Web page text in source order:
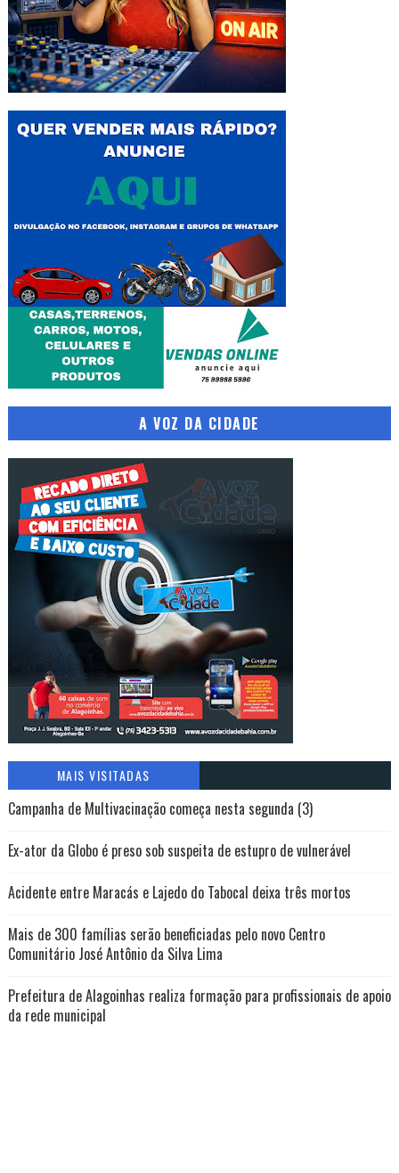
A VOZ DA CIDADE
MAIS VISITADAS
Campanha de Multivacinação começa nesta segunda (3)
Ex-ator da Globo é preso sob suspeita de estupro de vulnerável
Acidente entre Maracás e Lajedo do Tabocal deixa três mortos
Mais de 300 famílias serão beneficiadas pelo novo Centro
Comunitário José Antônio da Silva Lima
Prefeitura de Alagoinhas realiza formação para profissionais de apoio
da rede municipal